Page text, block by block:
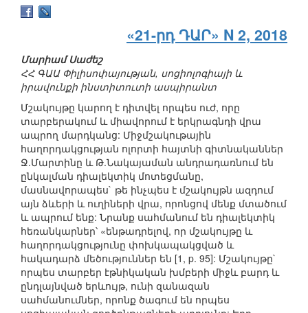
«21-րդ ԴԱՐ» N 2, 2018
Մարիամ Սաժեշ
ՀՀ ԳԱԱ Փիլիսոփայության, սոցիոլոգիայի և
իրավունքի ինստիտուտի ասպիրանտ
Մշակույթը կարող է դիտվել որպես ուժ, որը
տարբերակում և միավորում է երկրագնդի վրա
ապրող մարդկանց: Միջմշակութային
հաղորդակցության ոլորտի հայտնի գիտնականներ
Ջ.Մարտինը և Թ.Նակայաման անդրադառնում են
ընկալման դիալեկտիկ մոտեցմանը,
մասնավորապես` թե ինչպես է մշակույթն ազդում
այն ձևերի և ուղիների վրա, որոնցով մենք մտածում
և ապրում ենք: Նրանք սահմանում են դիալեկտիկ
հեռանկարներ՝ «ենթադրելով, որ մշակույթը և
հաղորդակցությունը փոխկապակցված և
հակադարձ մեծություններ են [1, p. 95]: Մշակույթը`
որպես տարբեր էթնիկական խմբերի միջև բարդ և
ընդլայնված երևույթ, ունի զանազան
սահմանումներ, որոնք ծագում են որպես